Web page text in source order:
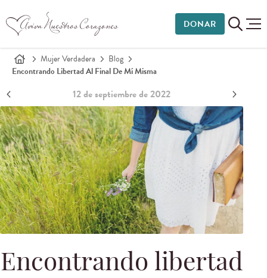
DONAR
Mujer Verdadera
Blog
Encontrando Libertad Al Final De Mí Misma
12 de septiembre de 2022
Encontrando libertad